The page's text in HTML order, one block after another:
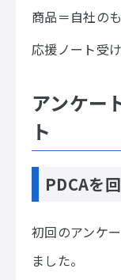
商品＝自社の
応援ノート受
アンケー
ト
PDCAを
初回のアンケ
ました。